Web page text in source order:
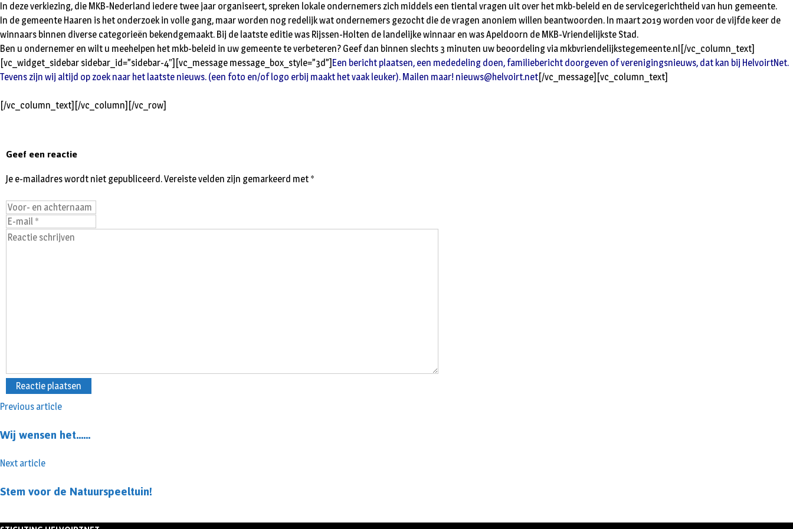
In deze verkiezing, die MKB-Nederland iedere twee jaar organiseert, spreken lokale ondernemers zich middels een tiental vragen uit over het mkb-beleid en de servicegerichtheid van hun gemeente.
In de gemeente Haaren is het onderzoek in volle gang, maar worden nog redelijk wat ondernemers gezocht die de vragen anoniem willen beantwoorden. In maart 2019 worden voor de vijfde keer de
winnaars binnen diverse categorieën bekendgemaakt. Bij de laatste editie was Rijssen-Holten de landelijke winnaar en was Apeldoorn de MKB-Vriendelijkste Stad.
Ben u ondernemer en wilt u meehelpen het mkb-beleid in uw gemeente te verbeteren? Geef dan binnen slechts 3 minuten uw beoordeling via mkbvriendelijkstegemeente.nl [/vc_column_text]
[vc_widget_sidebar sidebar_id=”sidebar-4″][vc_message message_box_style=”3d”] Een bericht plaatsen, een mededeling doen, familiebericht doorgeven of verenigingsnieuws, dat kan bij HelvoirtNet.
Tevens zijn wij altijd op zoek naar het laatste nieuws. (een foto en/of logo erbij maakt het vaak leuker). Mailen maar! nieuws@helvoirt.net[/vc_message][vc_column_text]
[/vc_column_text][/vc_column][/vc_row]
Previous article
Wij wensen het……
Next article
Stem voor de Natuurspeeltuin!
Geef een reactie
Je e-mailadres wordt niet gepubliceerd.Vereiste velden zijn gemarkeerd met *